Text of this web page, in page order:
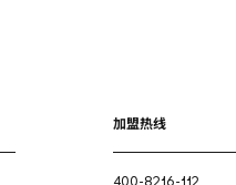
加盟热线